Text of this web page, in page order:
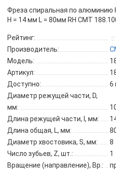
Фреза спиральная по алюминию
H = 14 мм L = 80мм RH CMT
Рейтинг:
Производитель:
Модель:
Артикул:
Доступно:
6
Диаметр режущей части, D,
мм:
Длина режущей части, l, мм:
Длина общая, L, мм:
Диаметр хвостовика, S, мм:
8
Число зубьев, Z, шт.:
1
Вращение (направление), Вр.: